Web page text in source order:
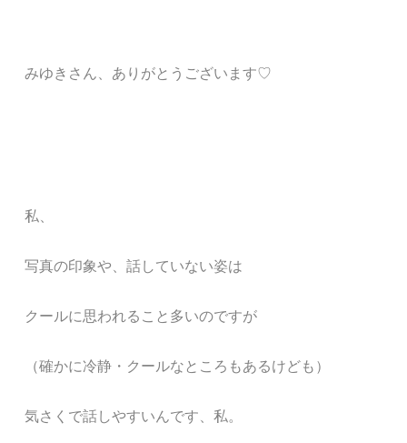
みゆきさん、ありがとうございます♡
私、
写真の印象や、話していない姿は
クールに思われること多いのですが
（確かに冷静・クールなところもあるけども）
気さくで話しやすいんです、私。